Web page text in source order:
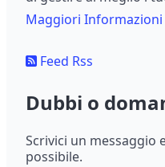
Maggiori Informazioni
Feed Rss
Dubbi o
Scrivici un messaggio
possibile.